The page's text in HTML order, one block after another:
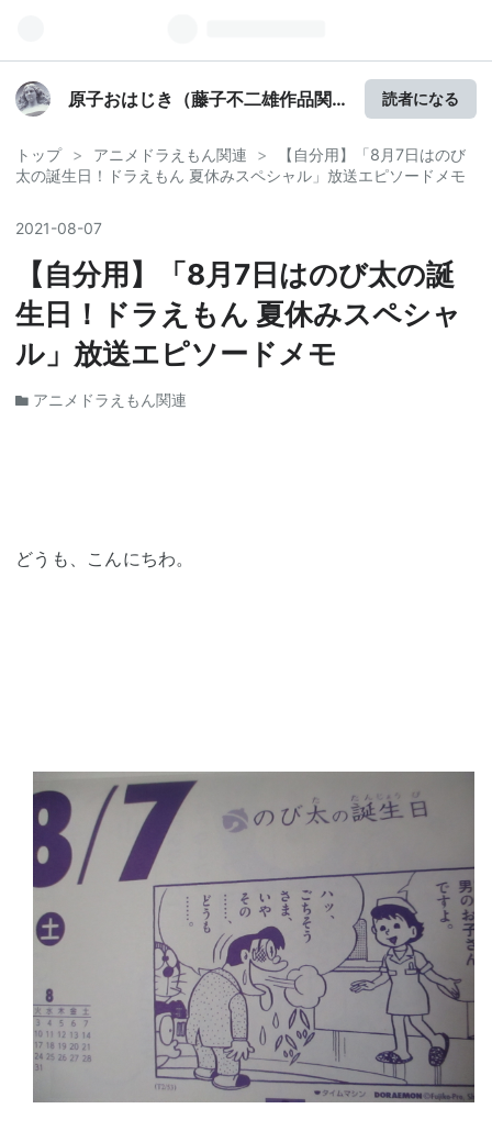
原子おはじき（藤子不二雄作品関
読者になる
トップ > アニメドラえもん関連 >
【自分用】「8月7日はのび
太の誕生日！ドラえもん 夏休みスペシャル」放送エピソードメモ
2021-08-07
【自分用】「8月7日はのび太の誕
生日！ドラえもん 夏休みスペシャ
ル」放送エピソードメモ
アニメドラえもん関連
どうも、こんにちわ。